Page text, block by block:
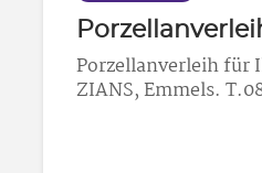
Porzellanverleih für
ZIANS, Emmels.